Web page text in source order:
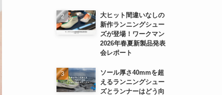
大ヒット間違いなしの
新作ランニングシュー
ズが登場！ワークマン
2026年春夏新製品発表
会レポート
ソール厚さ40mmを超
えるランニングシュー
ズとランナーはどう向